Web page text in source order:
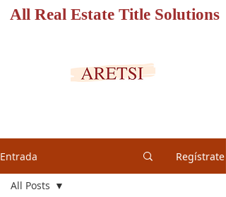
All Real Estate Title Solutions
Entrada Regístrate
All Posts